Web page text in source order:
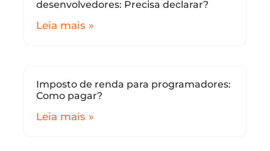
desenvolvedores: Precisa declarar?
Leia mais »
Imposto de renda para programadores:
Como pagar?
Leia mais »